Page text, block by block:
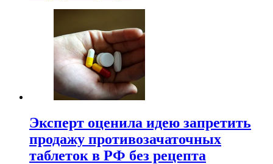
Эксперт оценила идею запретить
продажу противозачаточных
таблеток в РФ без рецепта